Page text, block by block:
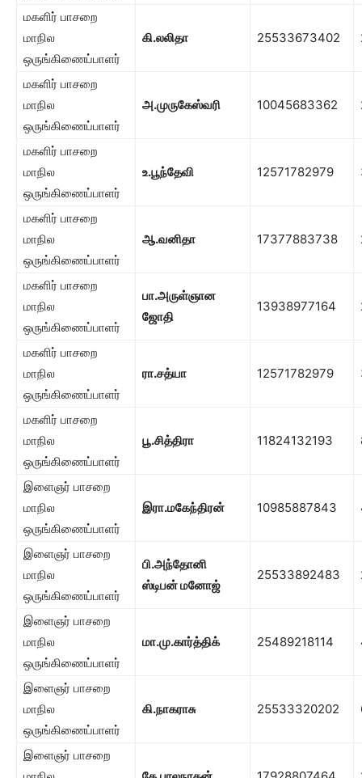
மகளிர் பாசறை
மாநில
ஒருங்கிணைப்பாளர்
கி.லலிதா 25533673402
மகளிர் பாசறை
மாநில
ஒருங்கிணைப்பாளர்
அ.முருகேஸ்வரி 10045683362
மகளிர் பாசறை
மாநில
ஒருங்கிணைப்பாளர்
உ.பூந்தேவி 12571782979
மகளிர் பாசறை
மாநில
ஒருங்கிணைப்பாளர்
ஆ.வனிதா 17377883738
மகளிர் பாசறை
மாநில
ஒருங்கிணைப்பாளர்
பா.அருள்ஞான
ஜோதி
13938977164
மகளிர் பாசறை
மாநில
ஒருங்கிணைப்பாளர்
ரா.சத்யா 12571782979
மகளிர் பாசறை
மாநில
ஒருங்கிணைப்பாளர்
பூ.சித்திரா 11824132193
இளைஞர் பாசறை
மாநில
ஒருங்கிணைப்பாளர்
இரா.மகேந்திரன் 10985887843
இளைஞர் பாசறை
மாநில
ஒருங்கிணைப்பாளர்
பி.அந்தோனி
ஸ்டிபன் மனோஜ்
25533892483
இளைஞர் பாசறை
மாநில
ஒருங்கிணைப்பாளர்
மா.மு.கார்த்திக் 25489218114
இளைஞர் பாசறை
மாநில
ஒருங்கிணைப்பாளர்
கி.நாகராசு 25533320202
இளைஞர் பாசறை